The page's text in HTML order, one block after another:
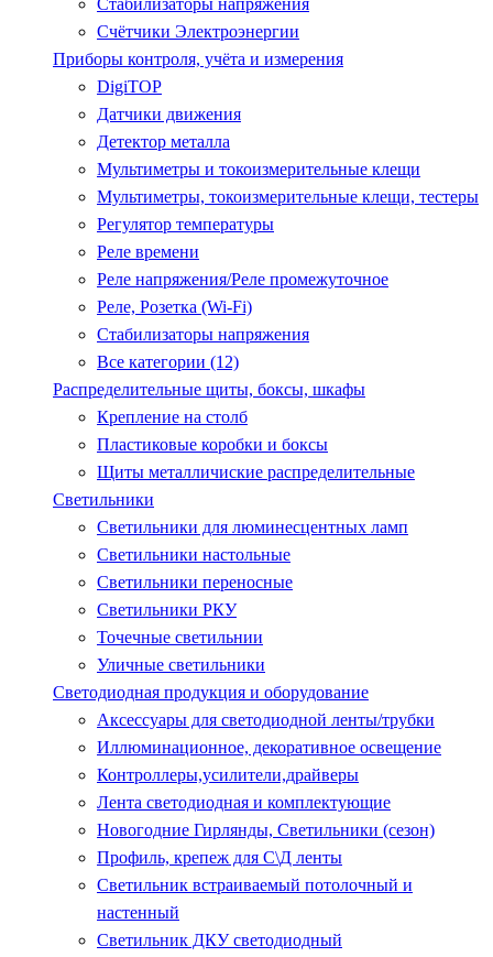
Стабилизаторы напряжения
Счётчики Электроэнергии
Приборы контроля, учёта и измерения
DigiTOP
Датчики движения
Детектор металла
Мультиметры и токоизмерительные клещи
Мультиметры, токоизмерительные клещи, тестеры
Регулятор температуры
Реле времени
Реле напряжения/Реле промежуточное
Реле, Розетка (Wi-Fi)
Стабилизаторы напряжения
Все категории (12)
Распределительные щиты, боксы, шкафы
Крепление на столб
Пластиковые коробки и боксы
Щиты металличиские распределительные
Светильники
Светильники для люминесцентных ламп
Светильники настольные
Светильники переносные
Светильники РКУ
Точечные светильнии
Уличные светильники
Светодиодная продукция и оборудование
Аксессуары для светодиодной ленты/трубки
Иллюминационное, декоративное освещение
Контроллеры,усилители,драйверы
Лента светодиодная и комплектующие
Новогодние Гирлянды, Светильники (сезон)
Профиль, крепеж для С\Д ленты
Светильник встраиваемый потолочный и
настенный
Светильник ДКУ светодиодный